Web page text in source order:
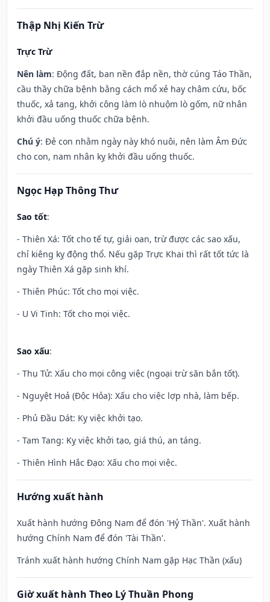
Thập Nhị Kiến Trừ
Trực Trừ
Nên làm: Động đất, ban nền đắp nền, thờ cúng Táo Thần,
cầu thầy chữa bệnh bằng cách mổ xẻ hay châm cứu, bốc
thuốc, xả tang, khởi công làm lò nhuộm lò gốm, nữ nhân
khởi đầu uống thuốc chữa bệnh.
Chú ý: Đẻ con nhằm ngày này khó nuôi, nên làm Âm Đức
cho con, nam nhân kỵ khởi đầu uống thuốc.
Ngọc Hạp Thông Thư
Sao tốt:
- Thiên Xá: Tốt cho tế tự, giải oan, trừ được các sao xấu,
chỉ kiêng kỵ động thổ. Nếu gặp Trực Khai thì rất tốt tức là
ngày Thiên Xá gặp sinh khí.
- Thiên Phúc: Tốt cho mọi việc.
- U Vi Tinh: Tốt cho mọi việc.
Sao xấu:
- Thụ Tử: Xấu cho mọi công việc (ngoại trừ săn bắn tốt).
- Nguyệt Hoả (Độc Hỏa): Xấu cho việc lợp nhà, làm bếp.
- Phủ Đầu Dát: Kỵ việc khởi tạo.
- Tam Tang: Kỵ việc khởi tạo, giá thú, an táng.
- Thiên Hình Hắc Đạo: Xấu cho mọi việc.
Hướng xuất hành
Xuất hành hướng Đông Nam để đón 'Hỷ Thần'. Xuất hành
hướng Chính Nam để đón 'Tài Thần'.
Tránh xuất hành hướng Chính Nam gặp Hạc Thần (xấu)
Giờ xuất hành Theo Lý Thuần Phong